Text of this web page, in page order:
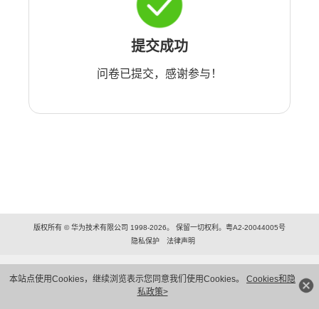
本站点使用Cookies，继续浏览表示您同意我们使用Cookies。 Cookies和隐
私政策>
提交成功
问卷已提交，感谢参与！
版权所有 © 华为技术有限公司 1998-2026。 保留一切权利。粤A2-20044005号
隐私保护
法律声明